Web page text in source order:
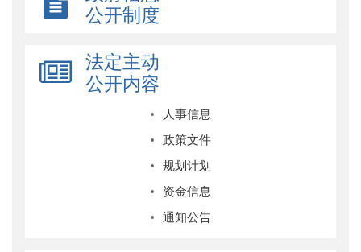
公开制度
法定主动
公开内容
人事信息
政策文件
规划计划
资金信息
通知公告